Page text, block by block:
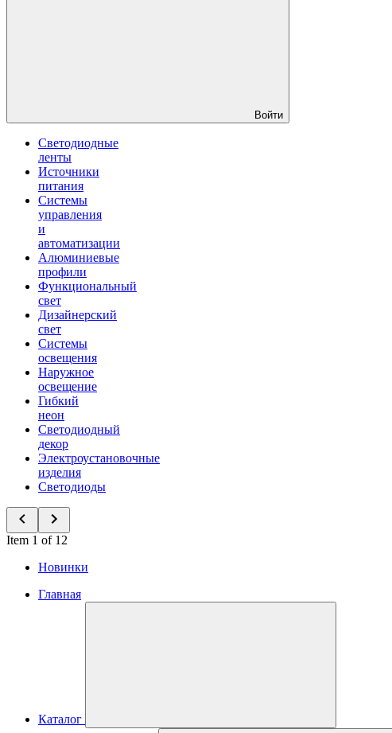
Войти
Светодиодные
ленты
Источники
питания
Системы
управления
и
автоматизации
Алюминиевые
профили
Функциональный
свет
Дизайнерский
свет
Системы
освещения
Наружное
освещение
Гибкий
неон
Светодиодный
декор
Электроустановочные
изделия
Светодиоды
Item 1 of 12
Новинки
Главная
Каталог